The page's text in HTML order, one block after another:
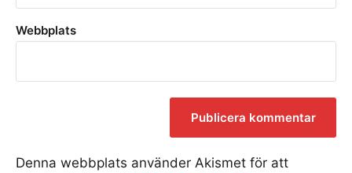
Webbplats
Denna webbplats använder Akismet för att